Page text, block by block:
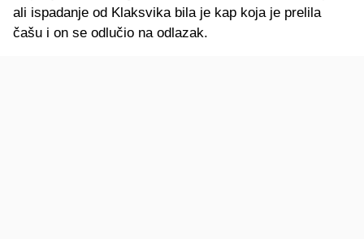
ali ispadanje od Klaksvika bila je kap koja je prelila
čašu i on se odlučio na odlazak.